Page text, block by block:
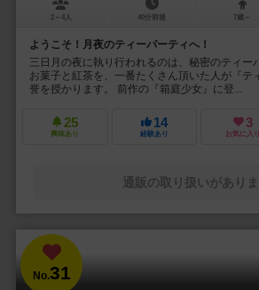
2～4人 40分前後 7歳～
ようこそ！月夜のティーパーティへ！
三日月の夜に執り行われるのは、秘密のティー
お菓子と紅茶を、一番たくさん頂いた人が『テ
誉を授かります。 前作の『箱庭少女』に登...
25
興味あり
14
経験あり
3
お気に入り
通販の取り扱いがあり
No.31